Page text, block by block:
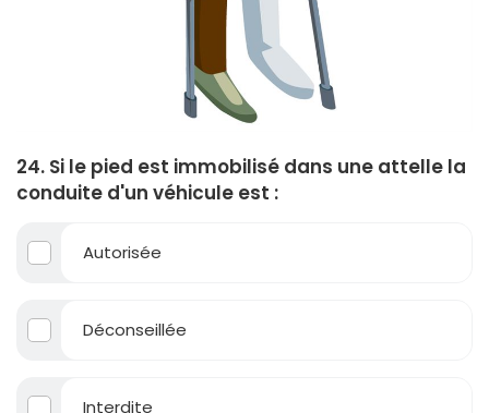
24. Si le pied est immobilisé dans une attelle la
conduite d'un véhicule est :
Autorisée
Déconseillée
Interdite